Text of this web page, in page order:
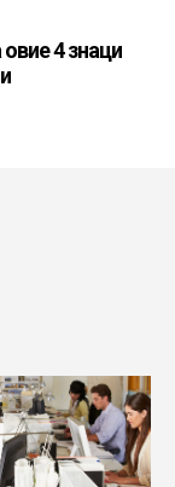
4 знаци